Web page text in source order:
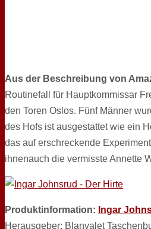
Aus der Beschreibung von
Routinefall für Hauptkommissar
den Toren Oslos. Fünf Männer
des Hofs ist ausgestattet wie ein
das auf erschreckende
ihnenauch die vermisste Annette
Produktinformation: Ingar
Herausgeber: Blanvalet